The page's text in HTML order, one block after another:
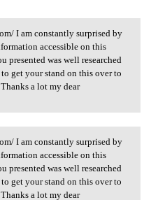
.com/ I am
I am constantly surprised by
accessible on this
presented was well researched
get your stand on this over to
a lot my dear
.com/ I am
I am constantly surprised by
accessible on this
presented was well researched
get your stand on this over to
a lot my dear